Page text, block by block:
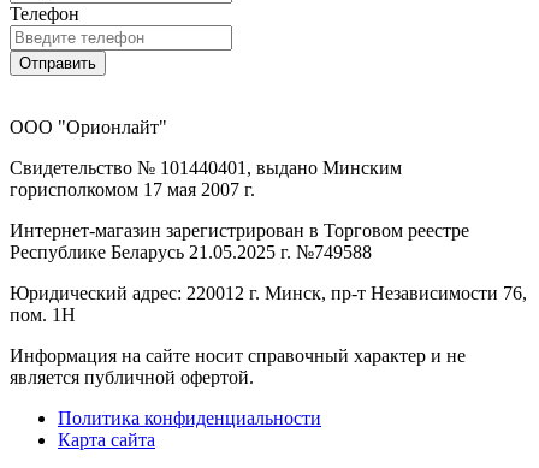
Телефон
Отправить
ООО "Орионлайт"
Свидетельство № 101440401, выдано Минским
горисполкомом 17 мая 2007 г.
Интернет-магазин зарегистрирован в Торговом реестре
Республике Беларусь 21.05.2025 г. №749588
Юридический адрес: 220012 г. Минск, пр-т Независимости 76,
пом. 1Н
Информация на сайте носит справочный характер и не
является публичной офертой.
Политика конфиденциальности
Карта сайта